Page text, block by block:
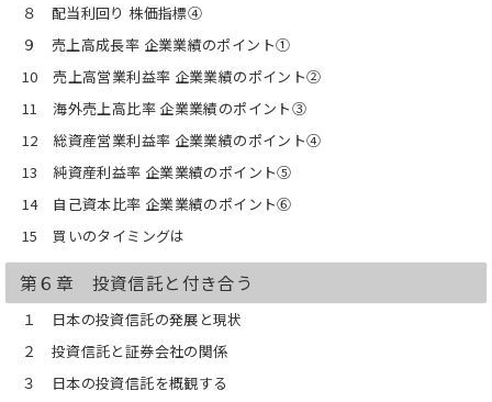
第４章「資産を分散させ、長期運用す
投資する株式（個別株）は、企業を選ば
なければならない。本章では、長期資産
と確認し、その後で、分散投資の重要性
と、その方法を述べる。
る」
個人投資家として長期運用を選ぶ場合、
投資先企業の選別が必要となる。それも
客観的な指標による選別である。その指
標の特徴や留意点を説明する。
日本経済を取り巻く環境を考えると、企
業間の格差が大きい。
８ 配当利回り 株価指標④
９ 売上高成長率 企業業績のポイント①
10 売上高営業利益率 企業業績のポイント②
11 海外売上高比率 企業業績のポイント③
12 総資産営業利益率 企業業績のポイント④
13 純資産利益率 企業業績のポイント⑤
14 自己資本比率 企業業績のポイント⑥
15 買いのタイミングは
第６章 投資信託と付き合う
１ 日本の投資信託の発展と現状
２ 投資信託と証券会社の関係
３ 日本の投資信託を概観する